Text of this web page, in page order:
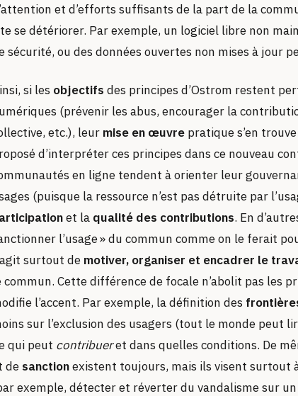
et d’efforts suffisants de la part de la
se détériorer. Par exemple, un logiciel libre non
sécurité, ou des données ouvertes non mises à jour
si les objectifs des principes d’Ostrom restent
(prévenir les abus, encourager la
etc.), leur mise en œuvre pratique s’en
d’interpréter ces principes dans ce nouveau
en ligne tendent à orienter leur
(puisque la ressource n’est pas détruite par
et la qualité des contributions. En
l’usage » du commun comme on le ferait
surtout de motiver, organiser et encadrer le
commun. Cette différence de focale n’abolit pas les
l’accent. Par exemple, la définition des
sur l’exclusion des usagers (tout le monde peut
qui peut contribueret dans quelles conditions. De
de sanctionexistent toujours, mais ils visent surtout
exemple, détecter et réverter du vandalisme sur